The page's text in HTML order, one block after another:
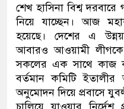
শেখ হা‌সিনা বিশ্ব দরবা‌রে
নি‌য়ে যা‌চ্ছেন। আজ
হ‌য়ে‌ছে। দে‌শের এ
আবারও আওয়ামী
সক‌লের এক সা‌থে কাজ
বর্তমান ক‌মি‌টি ইতালীর
অনু‌মোদন দি‌য়ে প্রবা‌সে